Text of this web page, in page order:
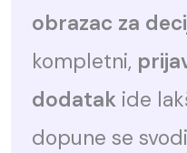
obrazac za
kompletni,
dodatak ide
dopune se